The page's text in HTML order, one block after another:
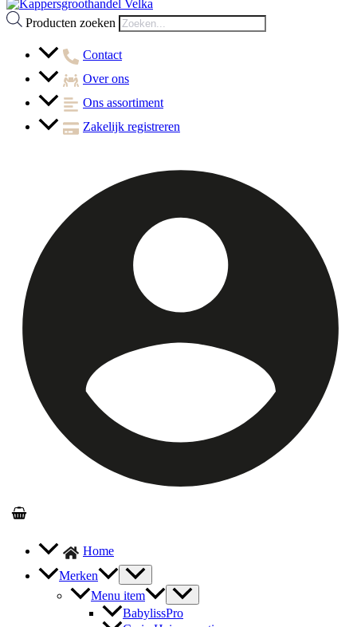
Producten zoeken
Contact
Over ons
Ons assortiment
Zakelijk registreren
Home
Merken
Menu item
BabylissPro